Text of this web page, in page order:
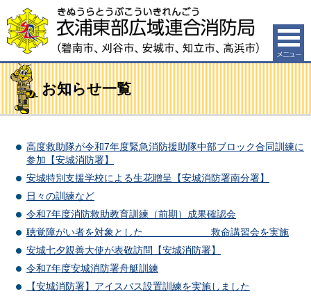
衣浦東部広域連合消防局（碧南市、刈谷市、安城市、知
立市、高浜市）
お知らせ一覧
高度救助隊が令和7年度緊急消防援助隊中部ブロック合同訓練に
参加【安城消防署】
安城特別支援学校による生花贈呈【安城消防署南分署】
日々の訓練など
令和7年度消防救助教育訓練（前期）成果確認会
聴覚障がい者を対象とした 救命講習会を実施
安城七夕親善大使が表敬訪問【安城消防署】
令和7年度安城消防署舟艇訓練
【安城消防署】アイスバス設置訓練を実施しました